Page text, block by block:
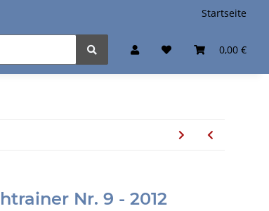
Startseite
0,00 €
Nr. 9 - 2012